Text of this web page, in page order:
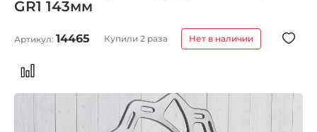
GR1 143мм
Артикул: 14465 Купили 2 раза Нет в наличии